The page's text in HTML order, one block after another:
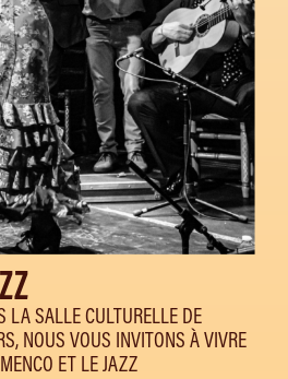
LA SALLE CULTURELLE DE
NOUS VOUS INVITONS À VIVRE
ET LE JAZZ